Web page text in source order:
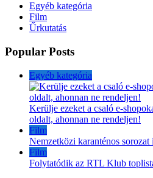
Egyéb kategória
Film
Űrkutatás
Popular Posts
Egyéb kategória
Kerülje ezeket a csaló e-
oldalt, ahonnan ne rendeljen!
Film
Nemzetközi karanténos
Film
Folytatódik az RTL Klub